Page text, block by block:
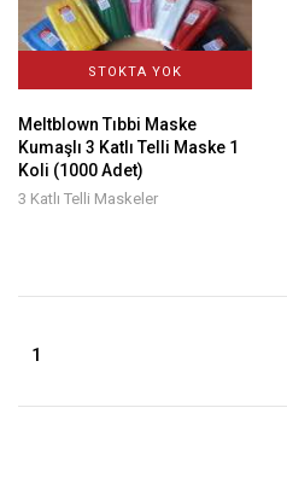
STOKTA YOK
Meltblown Tıbbi Maske
Kumaşlı 3 Katlı Telli Maske 1
Koli (1000 Adet)
3 Katlı Telli Maskeler
1